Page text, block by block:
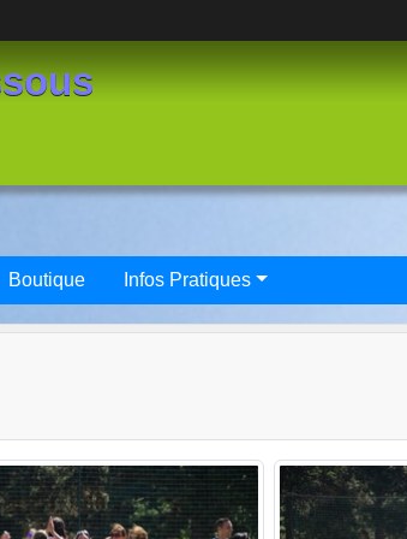
Boutique Infos Pratiques